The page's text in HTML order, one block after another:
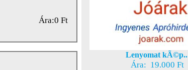
Ára:0 Ft
Lenyomat kÃ©p..
Ára: 19.000 Ft